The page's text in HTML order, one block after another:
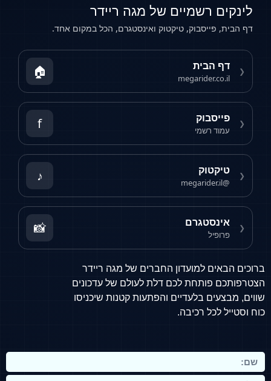
ברוכים הבאים למועדון החברים של מגה ריידר
הצטרפותכם פותחת לכם דלת לעולם של עדכונים
שווים, מבצעים בלעדיים והפתעות קטנות שיכניסו
כוח וסטייל לכל רכיבה.
לינקים רשמיים של מגה ריידר
דף הבית, פייסבוק, טיקטוק ואינסטגרם, הכל במקום אחד.
❮ דף הבית
megarider.co.il
🏠
❮ פייסבוק
עמוד רשמי f
❮ טיקטוק
@megarider.il
♪
❮ אינסטגרם
פרופיל 📸